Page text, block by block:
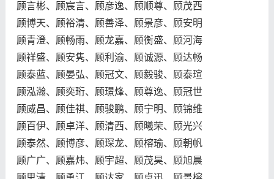
顾言彬、顾宸言、顾彦逸、顾顺尊、顾茂西
顾博天、顾裕清、顾善泽、顾景彦、顾安明
顾青澄、顾畅雨、顾龙嘉、顾衡盛、顾河海
顾祥盛、顾安隽、顾利渝、顾诚源、顾达畅
顾泰蓝、顾晏弘、顾冠文、顾毅骏、顾泰瑄
顾泓瀚、顾奕珩、顾璟烽、顾尊逸、顾冠世
顾威昌、顾佳祺、顾骏鹏、顾宁明、顾锦维
顾百伊、顾卓洋、顾清西、顾曦荣、顾光兴
顾泰然、顾博彦、顾琛龙、顾榕瑜、顾朝帆
顾广广、顾嘉炜、顾宇超、顾茂昊、顾旭晨